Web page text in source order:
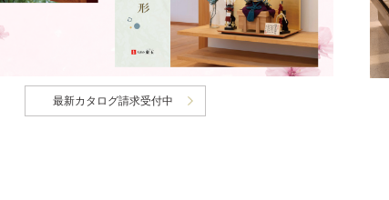
最新カタログ請求受付中